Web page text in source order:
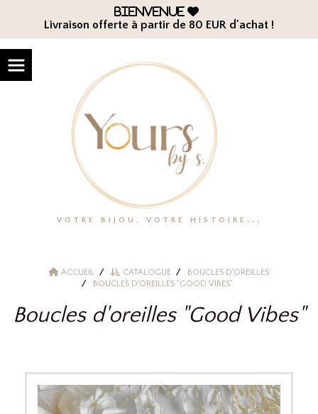
Bienvenue 
Livraison offerte à partir de 80 EUR d'achat !
VOTRE BIJOU, VOTRE HISTOIRE...
ACCUEIL CATALOGUE
BOUCLES D'OREILLES
BOUCLES D'OREILLES "GOOD VIBES"
Boucles d'oreilles "Good Vibes"
Panneau de gestion des cookies